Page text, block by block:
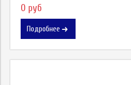
0 руб
Подробнее